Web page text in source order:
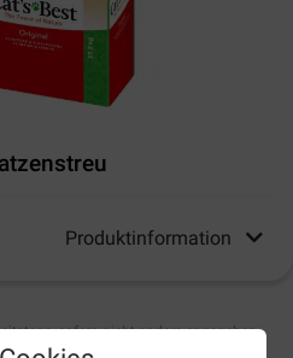
Produktinformation
sofern nicht anders angegeben